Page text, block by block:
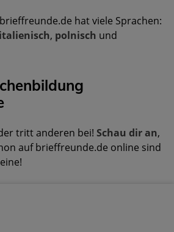
hat viele Sprachen:
italienisch, polnisch und
tritt anderen bei! Schau dir an,
auf brieffreunde.de online sind